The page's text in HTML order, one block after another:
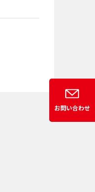
お問い合わせ